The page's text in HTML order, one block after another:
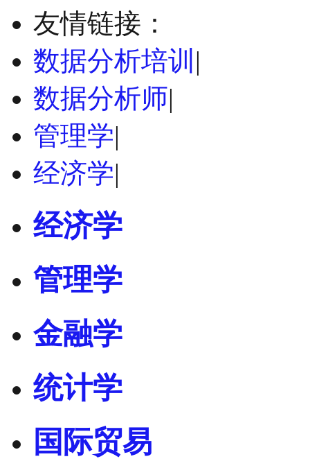
友情链接：
数据分析培训 |
数据分析师|
管理学|
经济学|
经济学
管理学
金融学
统计学
国际贸易